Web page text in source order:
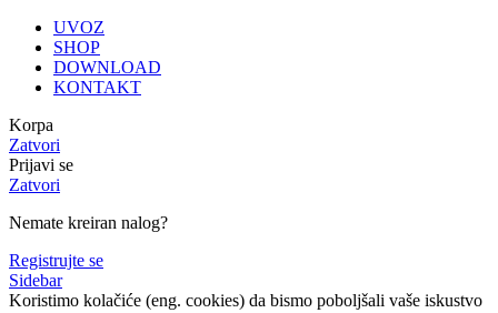
UVOZ
SHOP
DOWNLOAD
KONTAKT
Korpa
Zatvori
Prijavi se
Zatvori
Nemate kreiran nalog?
Registrujte se
Sidebar
Koristimo kolačiće (eng. cookies) da bismo poboljšali vaše iskustvo